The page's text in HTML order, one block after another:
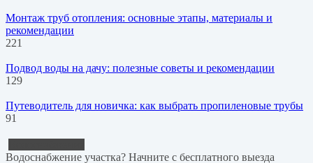
Монтаж труб отопления: основные этапы, материалы и
рекомендации
221
Подвод воды на дачу: полезные советы и рекомендации
129
Путеводитель для новичка: как выбрать пропиленовые трубы
91
Водоснабжение участка? Начните с бесплатного выезда